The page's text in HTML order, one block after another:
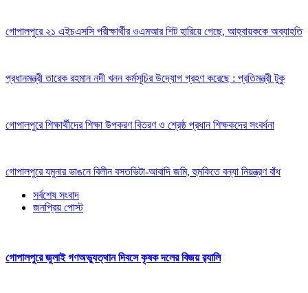
গোপালপুরে ২১ এইচএসসি পরীক্ষার্থীর ওএমআর শিট হারিয়ে গেছে, আহ্বায়ককে অব্যাহতি
প্রধানমন্ত্রী তারেক রহমান নদী খনন কর্মসূচির উদ্যোগ গ্রহণ করেছে : প্রতিমন্ত্রী টুকু
গোপালপুরে শিক্ষার্থীদের শিক্ষা উপকরণ বিতরণ ও শ্রেষ্ঠ প্রধান শিক্ষকদের সংবর্ধনা
গোপালপুরে যমুনার ভাঙনে বিলীন বসতভিটা-আবাদি জমি, হুমকিতে বন্যা নিয়ন্ত্রণ বাঁধ
সর্বশেষ সংবাদ
জনপ্রিয় পোস্ট
গোপালপুরে জুলাই গণঅভ্যুত্থান দিবসে কৃষক দলের বিজয় র‍্যালি